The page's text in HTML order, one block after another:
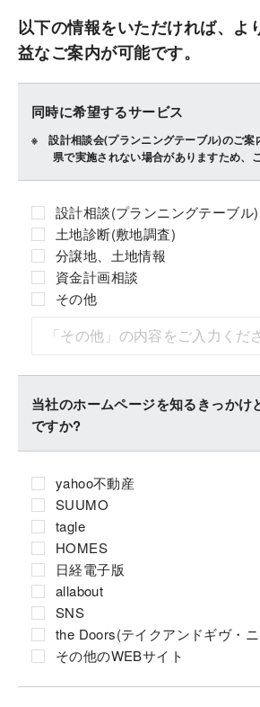
以下の情報をいただければ、よ
益なご案内が可能です。
同時に希望するサービス
設計相談会(プランニングテーブル)のご
県で実施されない場合がありますため、
設計相談(プランニングテーブル)
土地診断(敷地調査)
分譲地、土地情報
資金計画相談
その他
当社のホームページを知るきっかけ
ですか?
yahoo不動産
SUUMO
tagle
HOMES
日経電子版
allabout
SNS
the Doors(テイクアンドギヴ・
その他のWEBサイト